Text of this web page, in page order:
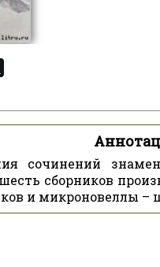
сочинений
сборников
и микроновеллы –